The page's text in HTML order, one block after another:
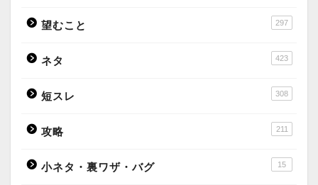
望むこと 297
ネタ 423
短スレ 308
攻略 211
小ネタ・裏ワザ・バグ 15